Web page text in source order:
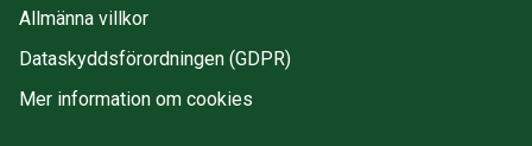
Allmänna villkor
Dataskyddsförordningen (GDPR)
Mer information om cookies